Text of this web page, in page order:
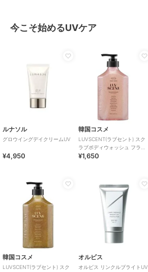
今こそ始めるUVケア
ルナソル
グロウイングデイクリームUV
¥4,950
韓国コスメ
LUVSCENT(ラブセント) スク
ラブボディウォッシュ フラワ
ーマーケット ホワイトチュー
¥1,650
韓国コスメ
LUVSCENT(ラブセント) スク
オルビス
オルビス リンクルブライトUV